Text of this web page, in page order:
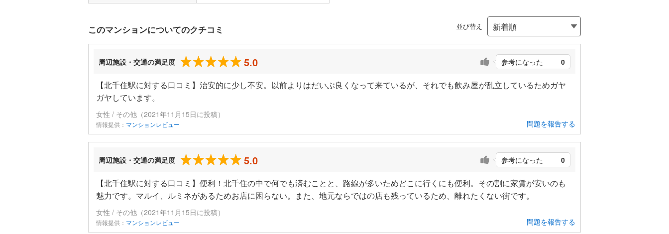
このマンションについてのクチコミ 並び替え
周辺施設・交通の満足度 5.0 参考になった 0
【北千住駅に対する口コミ】治安的に少し不安。以前よりはだいぶ良くなって来ているが、それでも飲み屋が乱立しているためガヤ
ガヤしています。
女性 / その他（2021年11月15日に投稿）
情報提供： マンションレビュー 問題を報告する
周辺施設・交通の満足度 5.0 参考になった 0
【北千住駅に対する口コミ】便利！北千住の中で何でも済むことと、路線が多いためどこに行くにも便利。その割に家賃が安いのも
魅力です。マルイ、ルミネがあるためお店に困らない。また、地元ならではの店も残っているため、離れたくない街です。
女性 / その他（2021年11月15日に投稿）
情報提供： マンションレビュー 問題を報告する